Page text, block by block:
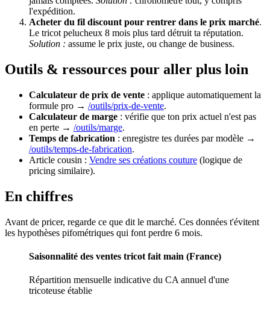
l'expédition.
Acheter du fil discount pour rentrer dans le prix marché.
Le tricot pelucheux 8 mois plus tard détruit ta réputation.
Solution : assume le prix juste, ou change de business.
Outils & ressources pour aller plus loin
Calculateur de prix de vente : applique automatiquement la
formule pro → /outils/prix-de-vente.
Calculateur de marge : vérifie que ton prix actuel n'est pas
en perte → /outils/marge.
Temps de fabrication : enregistre tes durées par modèle →
/outils/temps-de-fabrication.
Article cousin : Vendre ses créations couture (logique de
pricing similaire).
En chiffres
Avant de pricer, regarde ce que dit le marché. Ces données t'évitent
les hypothèses pifométriques qui font perdre 6 mois.
Saisonnalité des ventes tricot fait main (France)
Répartition mensuelle indicative du CA annuel d'une
tricoteuse établie